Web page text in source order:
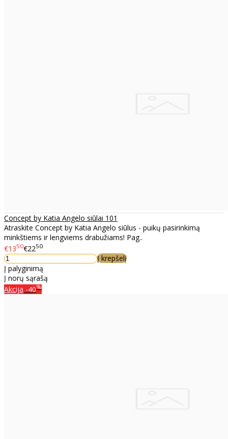
Concept by Katia Angelo siūlai 101
Atraskite Concept by Katia Angelo siūlus - puikų pasirinkimą
minkštiems ir lengviems drabužiams! Pag..
€1350€2250
Į krepšelį
Į palyginimą
Į norų sąrašą
Akcija -40%